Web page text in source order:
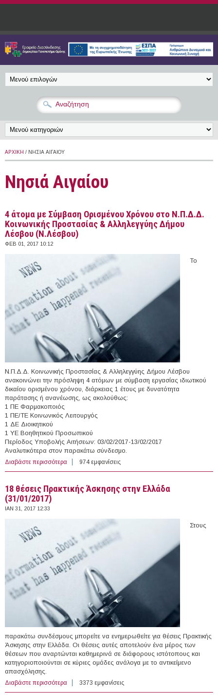
Παράκαμψη προς το κυρίως περιεχόμενο
ΑΡΧΙΚΉ / ΝΗΣΙΆ ΑΙΓΑΊΟΥ
Νησιά Αιγαίου
4 άτομα με Σύμβαση Ορισμένου Χρόνου στο Ν.Π.Δ.Δ.
Κοινωνικής Προστασίας & Αλληλεγγύης Δήμου
Λέσβου (Ν.Λέσβου)
ΦΕΒ 01, 2017 10:12
Το
Ν.Π.Δ.Δ. Κοινωνικής Προστασίας & Αλληλεγγύης Δήμου Λέσβου
ανακοινώνει την πρόσληψη 4 ατόμων με σύμβαση εργασίας ιδιωτικού
δικαίου ορισμένου χρόνου, διάρκειας 1 έτους με δυνατότητα
παράτασης ή ανανέωσης, ως ακολούθως:
1 ΠΕ Φαρμακοποιός
1 ΠΕ/ΤΕ Κοινωνικός Λειτουργός
1 ΔΕ Διοικητικού
1 ΥΕ Βοηθητικού Προσωπικού
Περίοδος Υποβολής Αιτήσεων: 03/02/2017-13/02/2017
Αναλυτικότερα στον παρακάτω σύνδεσμο.
Διαβάστε περισσότερα για 4 άτομα με Σύμβαση Ορισμένου Χρόνου στο
Ν.Π.Δ.Δ. Κοινωνικής Προστασίας & Αλληλεγγύης Δήμου
974 εμφανίσεις
18 θέσεις Πρακτικής Άσκησης στην Ελλάδα
(31/01/2017)
ΙΑΝ 31, 2017 12:33
Στους
παρακάτω συνδέσμους μπορείτε να ενημερωθείτε για θέσεις Πρακτικής
Άσκησης στην Ελλάδα. Οι θέσεις αυτές αποτελούν ένα μέρος των
θέσεων που αναρτώνται καθημερινά σε διάφορους ιστότοπους και
κατηγοριοποιούνται σε κύριες ομάδες ανάλογα με το αντικείμενο
απασχόλησης.
Διαβάστε περισσότερα για 18 θέσεις Πρακτικής Άσκησης στην Ελλάδα
(31/01/2017)
3373 εμφανίσεις